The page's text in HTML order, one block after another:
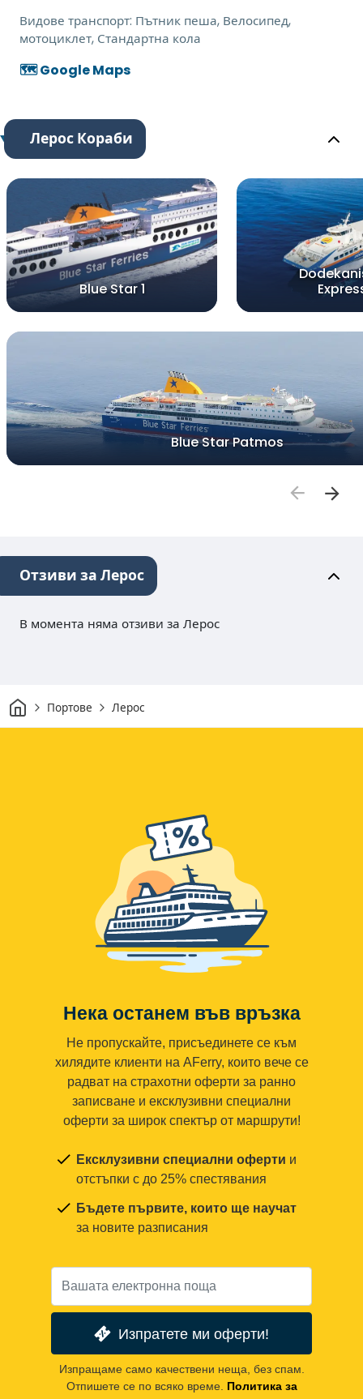
Видове транспорт: Пътник пеша, Велосипед,
мотоциклет, Стандартна кола
🗺️ Google Maps
Лерос Кораби
Blue Star 1
Blue Star Patmos
Отзиви за Лерос
В момента няма отзиви за Лерос
Начало
Портове Лерос
Нека останем във връзка
Не пропускайте, присъединете се към
хилядите клиенти на AFerry, които вече се
радват на страхотни оферти за ранно
записване и ексклузивни специални
оферти за широк спектър от маршрути!
Ексклузивни специални оферти и
отстъпки с до 25% спестявания
Бъдете първите, които ще научат
за новите разписания
Изпратете ми оферти!
Изпращаме само качествени неща, без спам.
Отпишете се по всяко време. Политика за